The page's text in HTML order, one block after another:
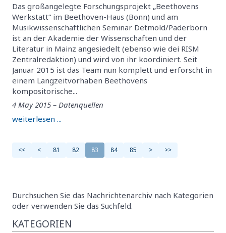
Das großangelegte Forschungsprojekt „Beethovens
Werkstatt“ im Beethoven-Haus (Bonn) und am
Musikwissenschaftlichen Seminar Detmold/Paderborn
ist an der Akademie der Wissenschaften und der
Literatur in Mainz angesiedelt (ebenso wie dei RISM
Zentralredaktion) und wird von ihr koordiniert. Seit
Januar 2015 ist das Team nun komplett und erforscht in
einem Langzeitvorhaben Beethovens
kompositorische...
4 May 2015 – Datenquellen
weiterlesen ...
<< < 81 82 83 84 85 > >>
Durchsuchen Sie das Nachrichtenarchiv nach Kategorien
oder verwenden Sie das Suchfeld.
KATEGORIEN